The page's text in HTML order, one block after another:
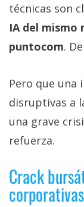
técnicas son
IA del mismo
puntocom.
Pero que una
disruptivas a
una grave
refuerza.
Crack
corporativas